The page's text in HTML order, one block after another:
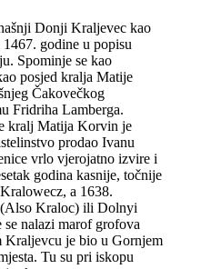
Donji Kraljevec kao
godine u popisu
Spominje se kao
posjed kralja Matije
Čakovečkog
Fridriha Lamberga.
kralj Matija Korvin je
prodao Ivanu
vrlo vjerojatno izvire i
godina kasnije, točnije
a 1638.
Kraloc) ili Dolnyi
nalazi marof grofova
je bio u Gornjem
Tu su pri iskopu